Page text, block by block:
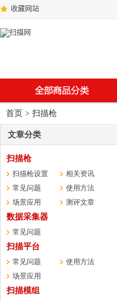
收藏网站
首页 > 扫描枪
文章分类
扫描枪
扫描枪设置
相关资讯
常见问题
使用方法
场景应用
测评文章
数据采集器
常见问题
扫描平台
常见问题
使用方法
场景应用
扫描模组